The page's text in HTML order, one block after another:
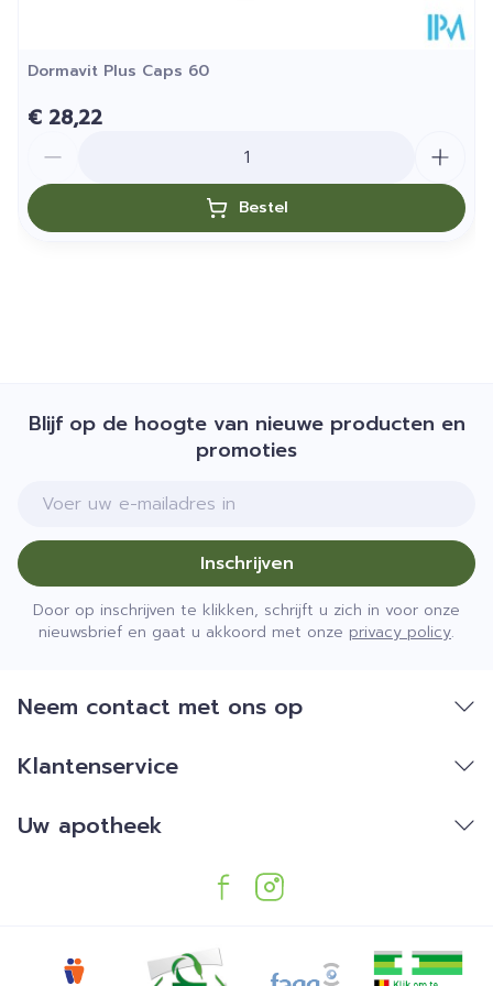
Dormavit Plus Caps 60
€ 28,22
Bestel
Blijf op de hoogte van nieuwe producten en
promoties
E-mail adres
Inschrijven
Door op inschrijven te klikken, schrijft u zich in voor onze
nieuwsbrief en gaat u akkoord met onze privacy policy.
Neem contact met ons op
Klantenservice
Uw apotheek